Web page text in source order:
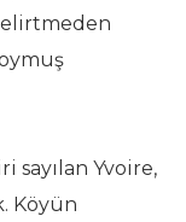
sayılan Yvoire,
Köyün